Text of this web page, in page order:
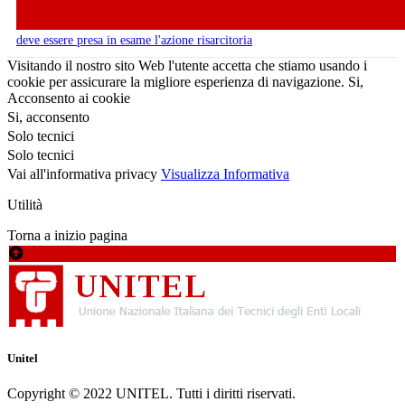
deve essere presa in esame l'azione risarcitoria
Visitando il nostro sito Web l'utente accetta che stiamo usando i
cookie per assicurare la migliore esperienza di navigazione. Si,
Acconsento ai cookie
Si, acconsento
Solo tecnici
Solo tecnici
Vai all'informativa privacy Visualizza Informativa
Utilità
Torna a inizio pagina
Unitel
Copyright © 2022 UNITEL. Tutti i diritti riservati.